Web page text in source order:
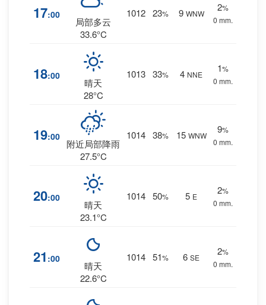
17:00
局部多云
33.6°C
1012 23% 9 WNW
2%
0 mm.
18:00
晴天
28°C
1013 33% 4 NNE
1%
0 mm.
19:00
附近局部降雨
27.5°C
1014 38% 15 WNW
9%
0 mm.
20:00
晴天
23.1°C
1014 50% 5 E
2%
0 mm.
21 :00
晴天
22.6°C
1014 51% 6 SE
2%
0 mm.